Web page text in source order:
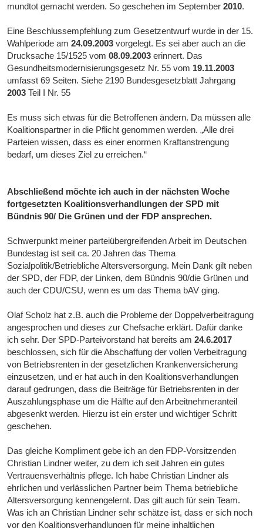
mundtot gemacht werden. So geschehen im September2010.
Eine Beschlussempfehlung zum Gesetzentwurf wurde in der 15.
Wahlperiode am24.09.2003 vorgelegt. Es sei aber auch an die
Drucksache 15/1525 vom08.09.2003 erinnert. Das
Gesundheitsmodernisierungsgesetz Nr. 55 vom 19.11.2003
umfasst 69 Seiten. Siehe 2190 Bundesgesetzblatt Jahrgang
2003 Teil I Nr. 55
Es muss sich etwas für die Betroffenen ändern. Da müssen alle
Koalitionspartner in die Pflicht genommen werden. „Alle drei
Parteien wissen, dass es einer enormen Kraftanstrengung
bedarf, um dieses Ziel zu erreichen.“
Abschließend möchte ich auch in der nächsten Woche
fortgesetzten Koalitionsverhandlungen der SPD mit
Bündnis 90/ Die Grünen und der FDP ansprechen.
Schwerpunkt meiner parteiübergreifenden Arbeit im Deutschen
Bundestag ist seit ca. 20 Jahren das Thema
Sozialpolitik/Betriebliche Altersversorgung. Mein Dank gilt neben
der SPD, der FDP, der Linken, dem Bündnis 90/die Grünen und
auch der CDU/CSU, wenn es um das Thema bAV ging.
Olaf Scholz hat z.B. auch die Probleme der Doppelverbeitragung
angesprochen und dieses zur Chefsache erklärt. Dafür danke
ich sehr. Der SPD-Parteivorstand hat bereits am24.6.2017
beschlossen, sich für die Abschaffung der vollen Verbeitragung
von Betriebsrenten in der gesetzlichen Krankenversicherung
einzusetzen, und er hat auch in den Koalitionsverhandlungen
darauf gedrungen, dass die Beiträge für Betriebsrenten in der
Auszahlungsphase um die Hälfte auf den Arbeitnehmeranteil
abgesenkt werden. Hierzu ist ein erster und wichtiger Schritt
geschehen.
Das gleiche Kompliment gebe ich an den FDP-Vorsitzenden
Christian Lindner weiter, zu dem ich seit Jahren ein gutes
Vertrauensverhältnis pflege. Ich habe Christian Lindner als
ehrlichen und verlässlichen Partner beim Thema betriebliche
Altersversorgung kennengelernt. Das gilt auch für sein Team.
Was ich an Christian Lindner sehr schätze ist, dass er sich noch
vor den Koalitionsverhandlungen für meine inhaltlichen